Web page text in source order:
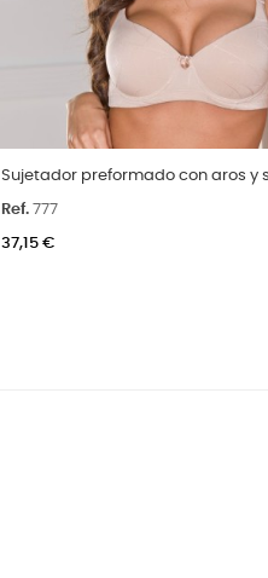
Talla
Color
Sujetador preformado con aros y
Ref. 777
37,15 €